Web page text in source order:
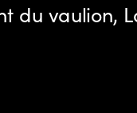
du vaulion,